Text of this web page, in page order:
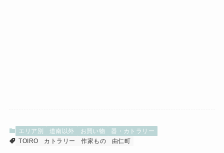
エリア別 道南以外 お買い物
器・カトラリー
TOIRO
カトラリー 作家もの 由仁町